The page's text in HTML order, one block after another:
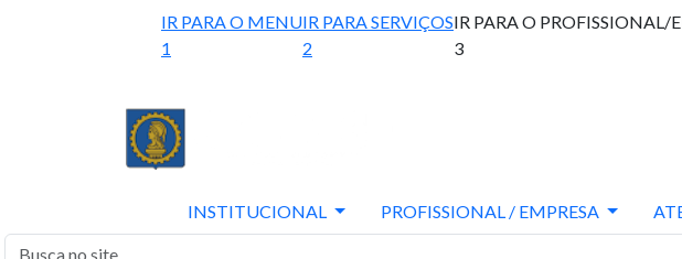
IR PARA O MENU
1
IR PARA SERVIÇOS
2
IR PARA O PROFISSIONAL/
3
INSTITUCIONAL PROFISSIONAL / EMPRESA